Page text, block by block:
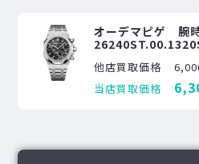
オーデマピゲ 腕
他店買取価格
当店買取価格